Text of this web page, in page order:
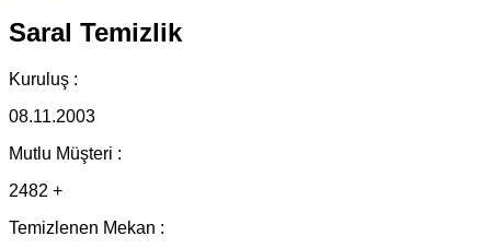
Saral Temizlik
Kuruluş :
08.11.2003
Mutlu Müşteri :
2482 +
Temizlenen Mekan :